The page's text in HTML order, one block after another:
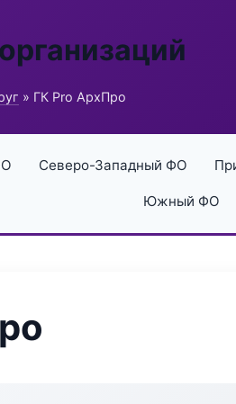
» ГК Pro АрхПро
Северо-Западный ФО
Южный ФО